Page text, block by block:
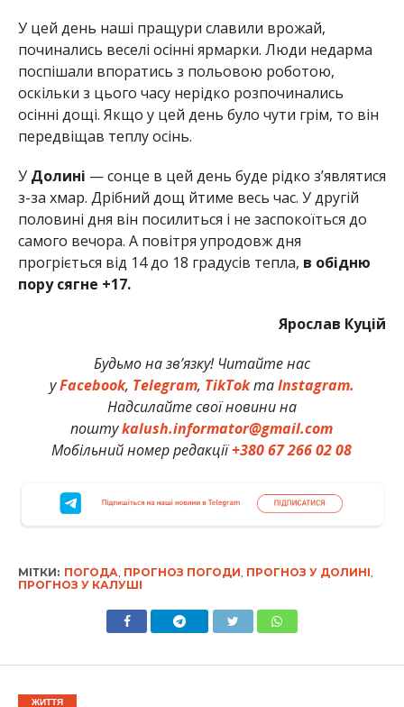
У цей день наші пращури славили врожай,
починались веселі осінні ярмарки. Люди недарма
поспішали впоратись з польовою роботою,
оскільки з цього часу нерідко розпочинались
осінні дощі. Якщо у цей день було чути грім, то він
передвіщав теплу осінь.
У Долині — сонце в цей день буде рідко з’являтися
з-за хмар. Дрібний дощ йтиме весь час. У другій
половині дня він посилиться і не заспокоїться до
самого вечора. А повітря упродовж дня
прогріється від 14 до 18 градусів тепла, в обідню
пору сягне +17.
Ярослав Куцій
Будьмо на зв’язку! Читайте нас
уFacebook, Telegram, TikTokтаInstagram.
Надсилайте свої новини на
поштуkalush.informator@gmail.com
Мобільний номер редакції+380 67 266 02 08
МІТКИ: ПОГОДА ПРОГНОЗ ПОГОДИ ПРОГНОЗ У ДОЛИНІ
ПРОГНОЗ У КАЛУШІ
ЖИТТЯ